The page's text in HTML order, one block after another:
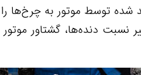
توسط موتور به چرخ‌ها را
نسبت دنده‌ها، گشتاور